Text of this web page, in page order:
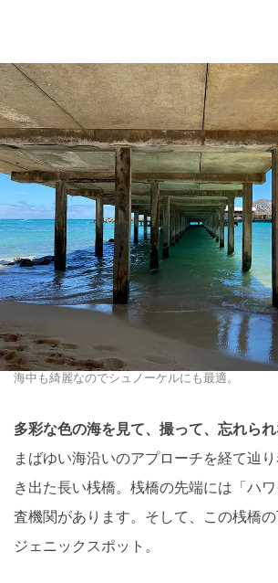
海中も綺麗なのでシュノーケルにも最適。
多彩な色の海を見て、撮って、忘れら
まばゆい海沿いのアプローチを経て辿
き出た長い桟橋。桟橋の先端には「ハ
査機関があります。そして、この桟橋
ジェニックスポット。